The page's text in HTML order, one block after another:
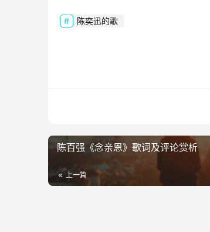
陈奕迅的歌
陈百强《念亲恩》歌词及评论赏析
上一篇